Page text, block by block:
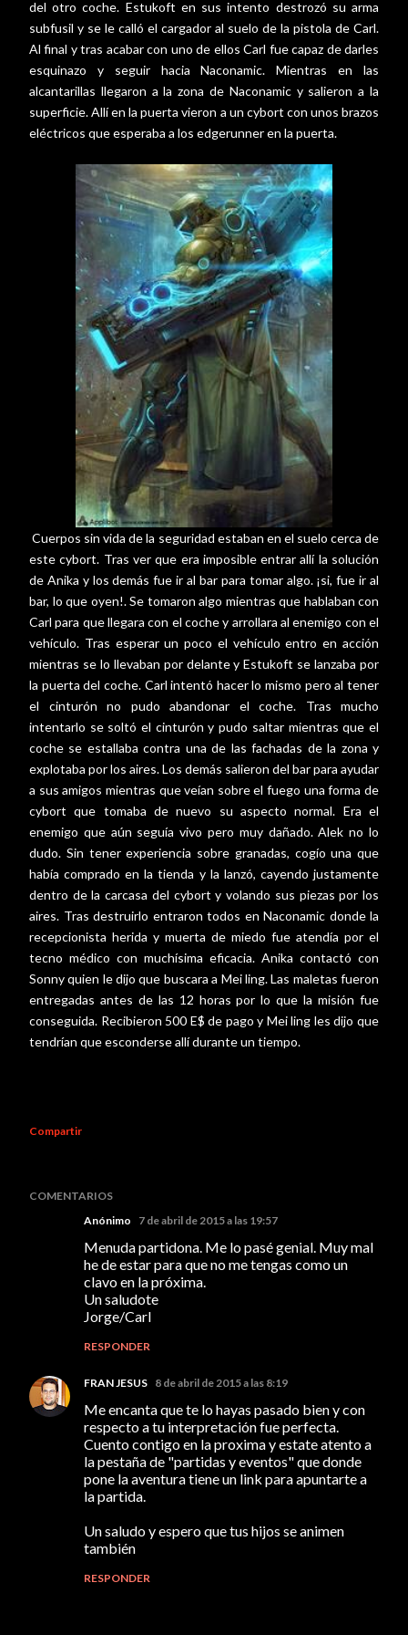
del otro coche. Estukoft en sus intento destrozó su arma
subfusil y se le calló el cargador al suelo de la pistola de Carl.
Al final y tras acabar con uno de ellos Carl fue capaz de darles
esquinazo y seguir hacia Naconamic. Mientras en las
alcantarillas llegaron a la zona de Naconamic y salieron a la
superficie. Allí en la puerta vieron a un cybort con unos brazos
eléctricos que esperaba a los edgerunner en la puerta.
Cuerpos sin vida de la seguridad estaban en el suelo cerca de
este cybort. Tras ver que era imposible entrar allí la solución
de Anika y los demás fue ir al bar para tomar algo. ¡si, fue ir al
bar, lo que oyen!. Se tomaron algo mientras que hablaban con
Carl para que llegara con el coche y arrollara al enemigo con el
vehículo. Tras esperar un poco el vehículo entro en acción
mientras se lo llevaban por delante y Estukoft se lanzaba por
la puerta del coche. Carl intentó hacer lo mismo pero al tener
el cinturón no pudo abandonar el coche. Tras mucho
intentarlo se soltó el cinturón y pudo saltar mientras que el
coche se estallaba contra una de las fachadas de la zona y
explotaba por los aires. Los demás salieron del bar para ayudar
a sus amigos mientras que veían sobre el fuego una forma de
cybort que tomaba de nuevo su aspecto normal. Era el
enemigo que aún seguía vivo pero muy dañado. Alek no lo
dudo. Sin tener experiencia sobre granadas, cogío una que
había comprado en la tienda y la lanzó, cayendo justamente
dentro de la carcasa del cybort y volando sus piezas por los
aires. Tras destruirlo entraron todos en Naconamic donde la
recepcionista herida y muerta de miedo fue atendía por el
tecno médico con muchísima eficacia. Anika contactó con
Sonny quien le dijo que buscara a Mei ling. Las maletas fueron
entregadas antes de las 12 horas por lo que la misión fue
conseguida. Recibieron 500 E$ de pago y Mei ling les dijo que
tendrían que esconderse allí durante un tiempo.
Compartir
COMENTARIOS
Anónimo
7 de abril de 2015 a las 19:57
Menuda partidona. Me lo pasé genial. Muy mal
he de estar para que no me tengas como un
clavo en la próxima.
Un saludote
Jorge/Carl
RESPONDER
FRAN JESUS 8 de abril de 2015 a las 8:19
Me encanta que te lo hayas pasado bien y con
respecto a tu interpretación fue perfecta.
Cuento contigo en la proxima y estate atento a
la pestaña de "partidas y eventos" que donde
pone la aventura tiene un link para apuntarte a
la partida.
Un saludo y espero que tus hijos se animen
también
RESPONDER